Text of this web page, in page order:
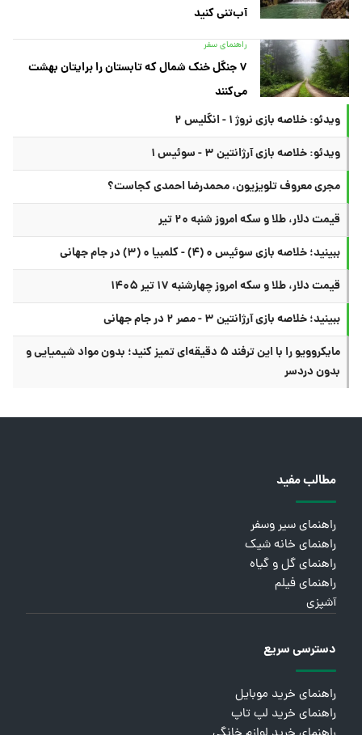
آب‌تنی کنید
راهنمای سفر
۷ جنگل خنک شمال که تابستان را برایتان بهشت
می‌کنند
ویدئو: خلاصه بازی نروژ ۱ - انگلیس ۲
ویدئو: خلاصه بازی آرژانتین ۳ - سوئیس ۱
مجری معروف تلویزیون، محمدرضا احمدی کجاست؟
قیمت دلار، طلا و سکه امروز شنبه ۲۰ تیر
ببینید؛ خلاصه بازی سوئیس ۰ (۴) - کلمبیا ۰ (۳) در جام جهانی
قیمت دلار، طلا و سکه امروز چهارشنبه ۱۷ تیر ۱۴۰۵
ببینید؛ خلاصه بازی آرژانتین ۳ - مصر ۲ در جام جهانی
مایکروویو را با این ترفند ۵ دقیقه‌ای تمیز کنید؛ بدون مواد شیمیایی و
بدون دردسر
مطالب مفید
راهنمای سیر وسفر
راهنمای خانه شیک
راهنمای گل و گیاه
راهنمای فیلم
آشپزی
دسترسی سریع
راهنمای خرید موبایل
راهنمای خرید لپ تاپ